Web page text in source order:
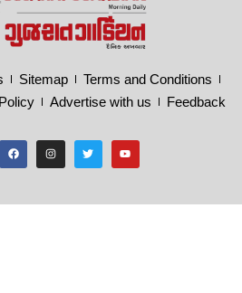
Sitemap
Terms and Conditions
Advertise with us Feedback